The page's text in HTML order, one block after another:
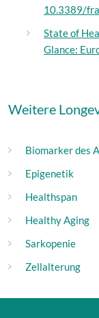
10.3389/
State of
Glance:
Weitere
Biomarker des
Epigenetik
Healthspan
Healthy Aging
Sarkopenie
Zellalterung